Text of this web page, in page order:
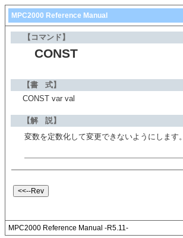
MPC2000 Reference Manual
【コマンド】
CONST
【書 式】
CONST var val
【解 説】
変数を定数化して変更できないようにします。
MPC2000 Reference Manual -R5.11-